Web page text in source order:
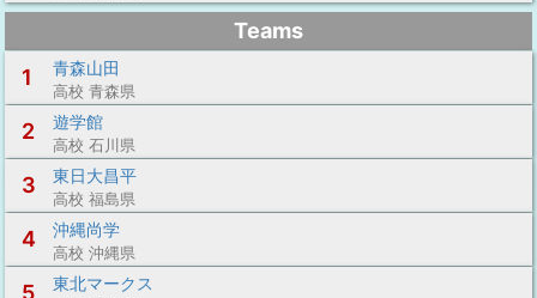
Teams
1
青森山田
高校 青森県
2 遊学館
高校 石川県
3 東日大昌平
高校 福島県
4 沖縄尚学
高校 沖縄県
5 東北マークス